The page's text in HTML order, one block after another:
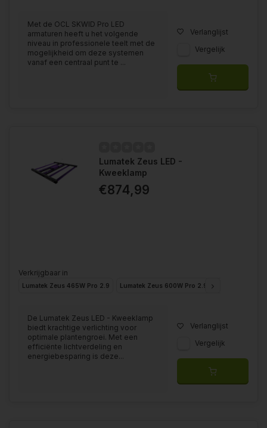
Met de OCL SKWID Pro LED
armaturen heeft u het volgende
niveau in professionele teelt met de
mogelijkheid om deze systemen
vanaf een centraal punt te ...
Verlanglijst
Vergelijk
Lumatek Zeus LED -
Kweeklamp
€874,99
Verkrijgbaar in
Lumatek Zeus 465W Pro 2.9 Lumatek Zeus 600W Pro 2.9 LED
De Lumatek Zeus LED - Kweeklamp
biedt krachtige verlichting voor
optimale plantengroei. Met een
efficiënte lichtverdeling en
energiebesparing is deze...
Verlanglijst
Vergelijk